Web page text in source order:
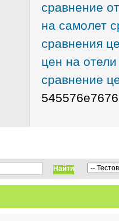
сравнение
на самолет
сравнения
цен на
сравнение
Найти